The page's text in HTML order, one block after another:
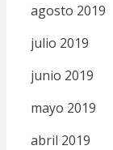
agosto 2019
julio 2019
junio 2019
mayo 2019
abril 2019